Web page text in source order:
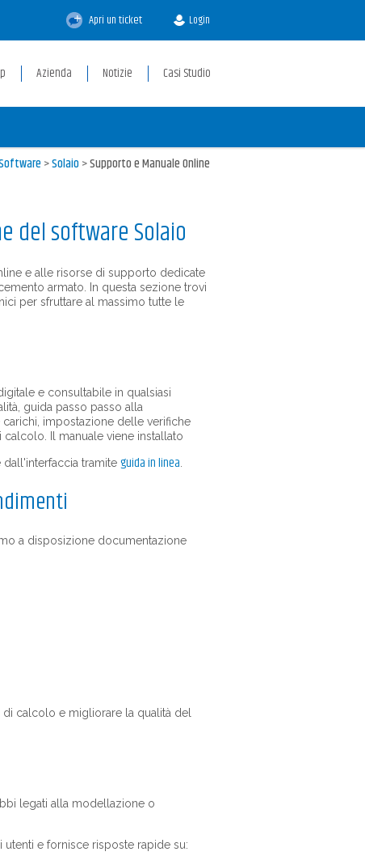
Apri un ticket Login
Azienda Notizie Casi Studio
>Solaio>Supporto e Manuale Online
del software Solaio
e alle risorse di supporto dedicate
armato. In questa sezione trovi
per sfruttare al massimo tutte le
e consultabile in qualsiasi
guida passo passo alla
impostazione delle verifiche
calcolo. Il manuale viene installato
tramite guida in linea
a disposizione documentazione
calcolo e migliorare la qualità del
legati alla modellazione o
e fornisce risposte rapide su: